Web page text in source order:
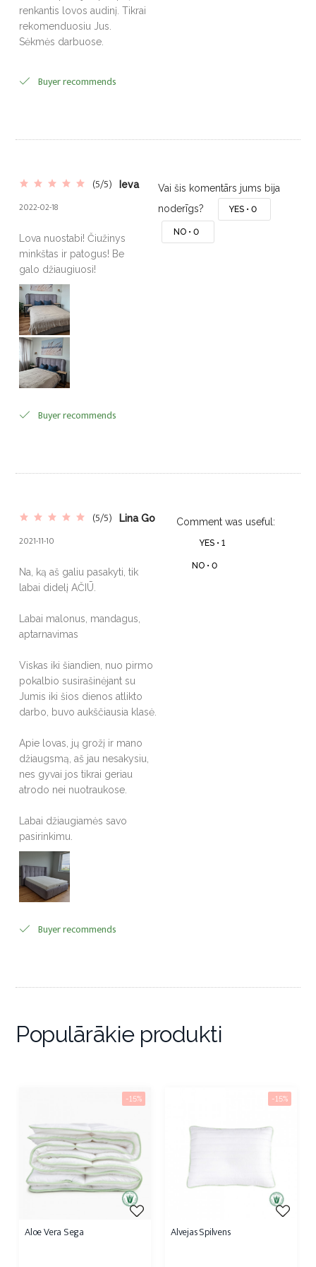
renkantis lovos audinį. Tikrai
rekomenduosiu Jus.
Sėkmės darbuose.
Buyer recommends
(5/5) Ieva
2022-02-18
Lova nuostabi! Čiužinys
minkštas ir patogus! Be
galo džiaugiuosi!
Buyer recommends
Vai šis komentārs jums bija
noderīgs?
YES •0
NO •0
(5/5) Lina Go
2021-11-10
Na, ką aš galiu pasakyti, tik
labai didelį AČIŪ.
Labai malonus, mandagus,
aptarnavimas
Viskas iki šiandien, nuo pirmo
pokalbio susirašinėjant su
Jumis iki šios dienos atlikto
darbo, buvo aukščiausia klasė.
Apie lovas, jų grožį ir mano
džiaugsmą, aš jau nesakysiu,
nes gyvai jos tikrai geriau
atrodo nei nuotraukose.
Labai džiaugiamės savo
pasirinkimu.
Buyer recommends
Comment was useful:
YES •1
NO • 0
Populārākie produkti
Aloe Vera Sega
-15%
Alvejas Spilvens
-15%